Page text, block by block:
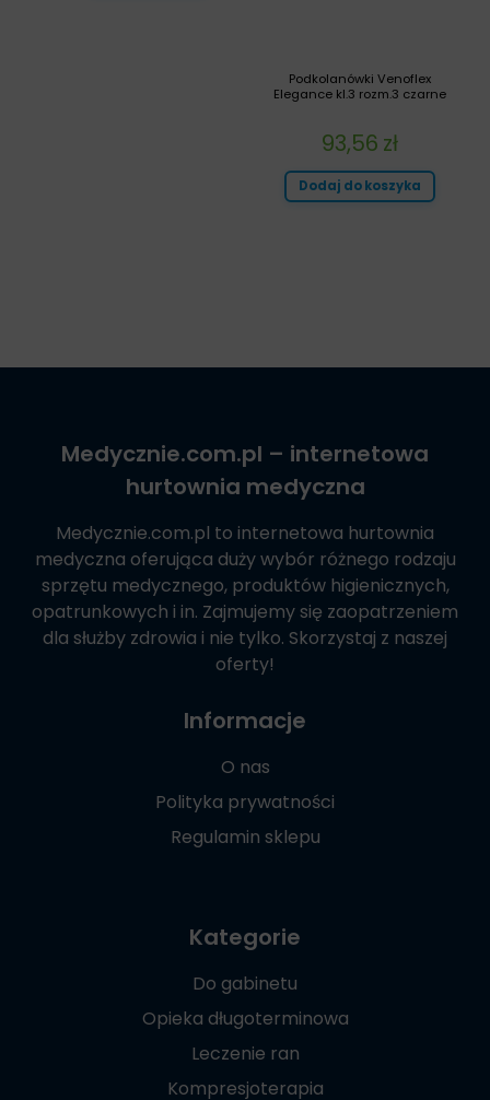
Podkolanówki Venoflex
Elegance kl.3 rozm.3 czarne
93,56 zł
Dodaj do koszyka
Medycznie.com.pl – internetowa
hurtownia medyczna
Medycznie.com.pl to internetowa hurtownia
medyczna oferująca duży wybór różnego rodzaju
sprzętu medycznego, produktów higienicznych,
opatrunkowych i in. Zajmujemy się zaopatrzeniem
dla służby zdrowia i nie tylko. Skorzystaj z naszej
oferty!
Informacje
O nas
Polityka prywatności
Regulamin sklepu
Kategorie
Do gabinetu
Opieka długoterminowa
Leczenie ran
Kompresjoterapia